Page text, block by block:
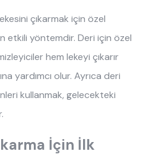
çıkarmak için özel
etkili yöntemdir. Deri için özel
hem lekeyi çıkarır
yardımcı olur. Ayrıca deri
kullanmak, gelecekteki
İçin İlk